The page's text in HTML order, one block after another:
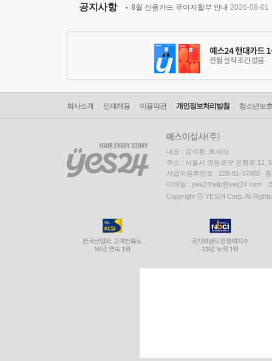
공지사항 8월 신용카드 무이자할부 안내 2026-08-01
회사소개 인재채용 이용약관 개인정보처리방침 청소년보
대표 : 김석환, 최세라
주소 : 서울시 영등포구 은행로 11,
사업자등록번호 : 229-81-37000
이메일 : yes24help@yes24.com
Copyright ⓒ YES24 Corp. All